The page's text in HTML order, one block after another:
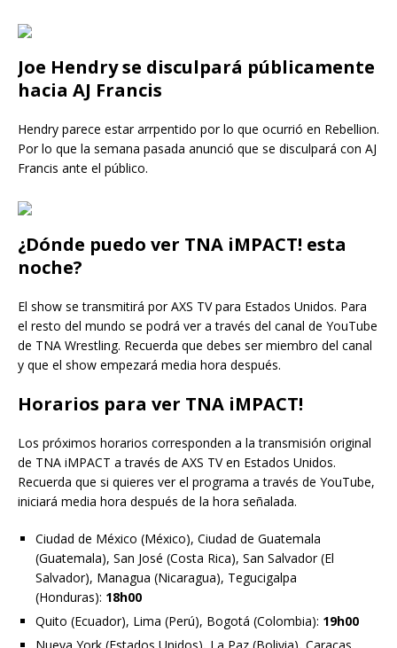
Joe Hendry se disculpará públicamente
hacia AJ Francis
Hendry parece estar arrpentido por lo que ocurrió en Rebellion.
Por lo que la semana pasada anunció que se disculpará con AJ
Francis ante el público.
¿Dónde puedo ver TNA iMPACT! esta
noche?
El show se transmitirá por AXS TV para Estados Unidos. Para
el resto del mundo se podrá ver a través del canal de YouTube
de TNA Wrestling. Recuerda que debes ser miembro del canal
y que el show empezará media hora después.
Horarios para ver TNA iMPACT!
Los próximos horarios corresponden a la transmisión original
de TNA iMPACT a través de AXS TV en Estados Unidos.
Recuerda que si quieres ver el programa a través de YouTube,
iniciará media hora después de la hora señalada.
Ciudad de México (México), Ciudad de Guatemala
(Guatemala), San José (Costa Rica), San Salvador (El
Salvador), Managua (Nicaragua), Tegucigalpa
(Honduras): 18h00
Quito (Ecuador), Lima (Perú), Bogotá (Colombia): 19h00